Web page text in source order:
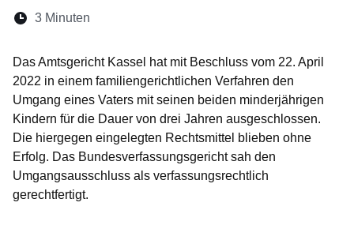
Lesedauer:
3 Minuten
Das Amtsgericht Kassel hat mit Beschluss vom 22. April
2022 in einem familiengerichtlichen Verfahren den
Umgang eines Vaters mit seinen beiden minderjährigen
Kindern für die Dauer von drei Jahren ausgeschlossen.
Die hiergegen eingelegten Rechtsmittel blieben ohne
Erfolg. Das Bundesverfassungsgericht sah den
Umgangsausschluss als verfassungsrechtlich
gerechtfertigt.